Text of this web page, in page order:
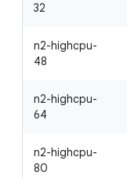
32
n2-highcpu-
48
n2-highcpu-
64
n2-highcpu-
80